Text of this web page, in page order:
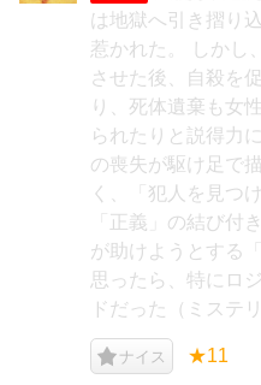
は地獄へ引き摺り
惹かれた。 しかし
させた後、自殺を
り、死体遺棄も女
られたりと説得力
の喪失が駆け足で
く、「犯人を見つ
「正義」の結び付
が助けようとする
思ったら、特にロ
ドだった（ミステ
ナイス ★11